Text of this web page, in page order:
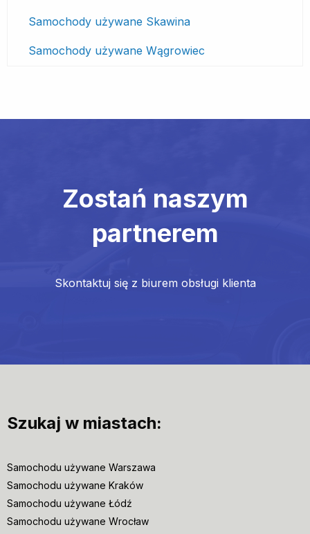
Samochody używane Skawina
Samochody używane Wągrowiec
Zostań naszym
partnerem
Skontaktuj się z biurem obsługi klienta
Szukaj w miastach:
Samochodu używane Warszawa
Samochodu używane Kraków
Samochodu używane Łódź
Samochodu używane Wrocław